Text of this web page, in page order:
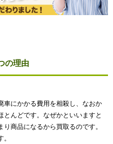
の理由
車にかかる費用を相殺し、なおか
んどです。なぜかといいますと
商品になるから買取るのです。